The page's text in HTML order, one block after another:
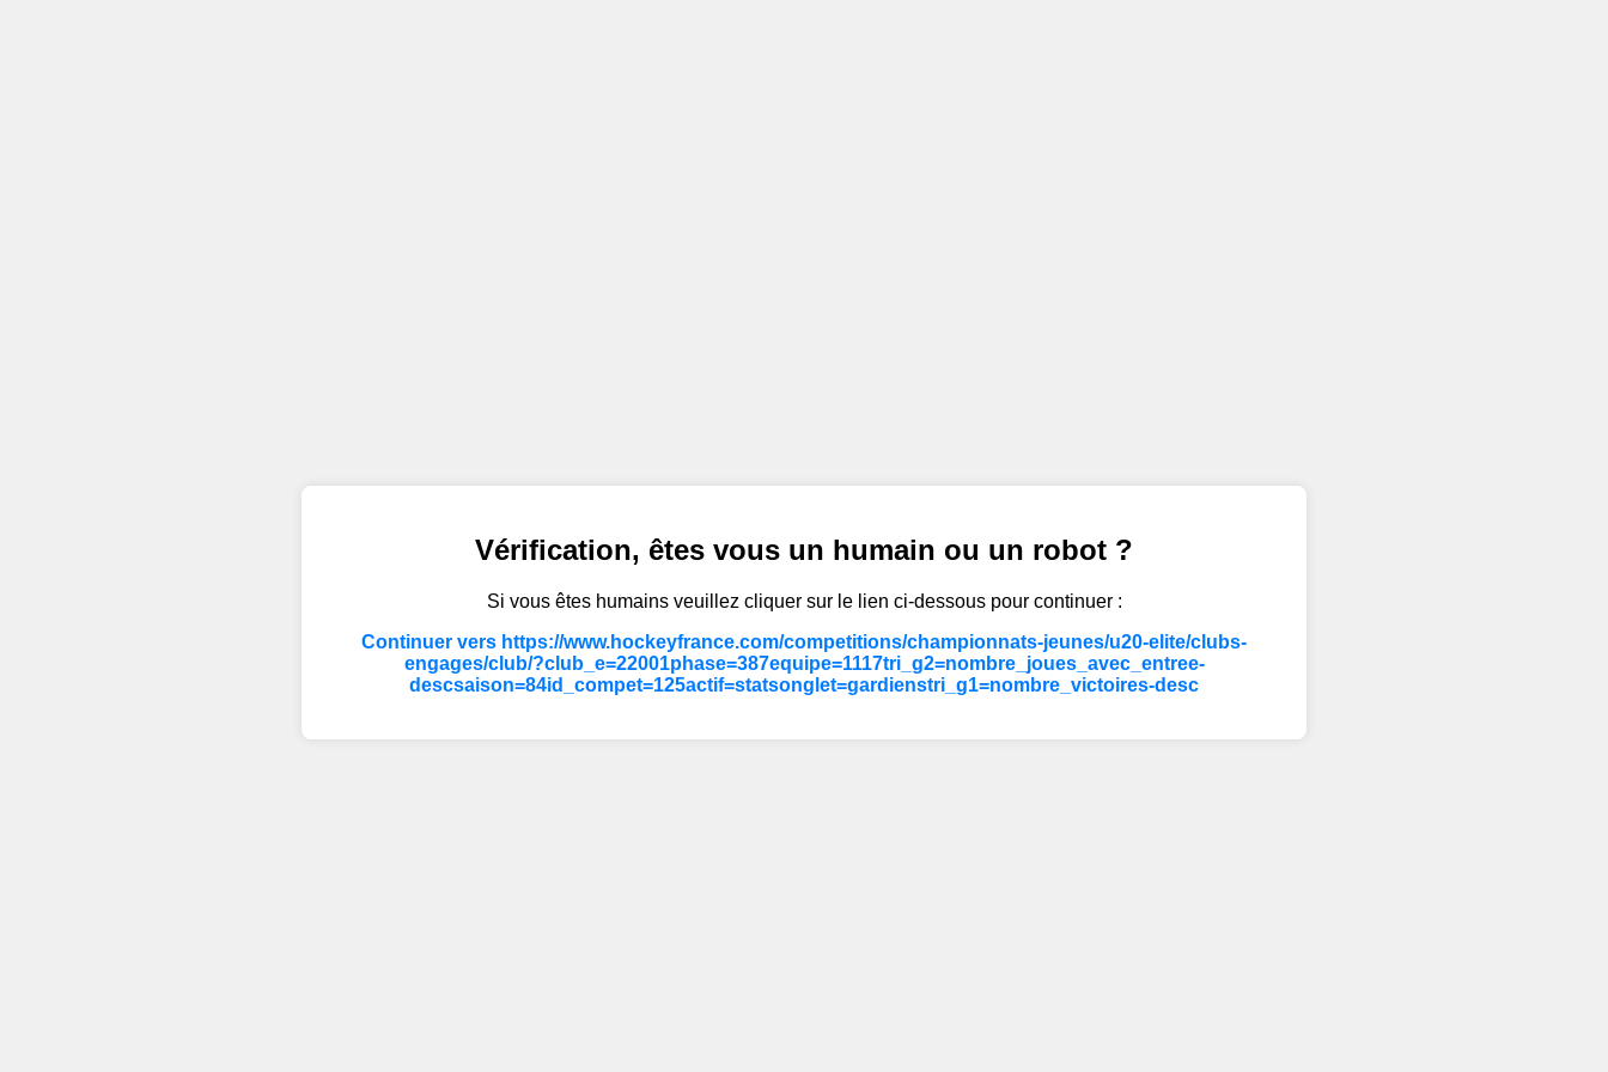
Vérification, êtes vous un humain ou un robot ?
Si vous êtes humains veuillez cliquer sur le lien ci-dessous pour continuer :
Continuer vers https://www.hockeyfrance.com/competitions/championnats-jeunes/u20-elite/clubs-
engages/club/?club_e=22001phase=387equipe=1117tri_g2=nombre_joues_avec_entree-
descsaison=84id_compet=125actif=statsonglet=gardienstri_g1=nombre_victoires-desc